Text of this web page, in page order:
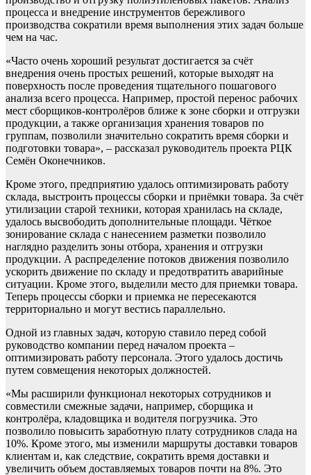
процесса и внедрение инструментов бережливого
производства сократили время выполнения этих задач больше
чем на час.
«Часто очень хороший результат достигается за счёт
внедрения очень простых решений, которые выходят на
поверхность после проведения тщательного пошагового
анализа всего процесса. Например, простой перенос рабочих
мест сборщиков-контролёров ближе к зоне сборки и отгрузки
продукции, а также организация хранения товаров по
группам, позволили значительно сократить время сборки и
подготовки товара», – рассказал руководитель проекта РЦК
Семён Оконечников.
Кроме этого, предприятию удалось оптимизировать работу
склада, выстроить процессы сборки и приёмки товара. За счёт
утилизации старой техники, которая хранилась на складе,
удалось высвободить дополнительные площади. Чёткое
зонирование склада с нанесением разметки позволило
наглядно разделить зоны отбора, хранения и отгрузки
продукции. А распределение потоков движения позволило
ускорить движение по складу и предотвратить аварийные
ситуации. Кроме этого, выделили место для приемки товара.
Теперь процессы сборки и приемка не пересекаются
территориально и могут вестись параллельно.
Одной из главных задач, которую ставило перед собой
руководство компании перед началом проекта –
оптимизировать работу персонала. Этого удалось достичь
путем совмещения некоторых должностей.
«Мы расширили функционал некоторых сотрудников и
совместили смежные задачи, например, сборщика и
контролёра, кладовщика и водителя погрузчика. Это
позволило повысить заработную плату сотрудников слада на
10%. Кроме этого, мы изменили маршруты доставки товаров
клиентам и, как следствие, сократить время доставки и
увеличить объем доставляемых товаров почти на 8%. Это